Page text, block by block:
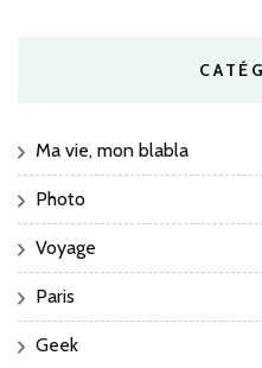
Ma vie, mon blabla
Photo
Voyage
Paris
Geek